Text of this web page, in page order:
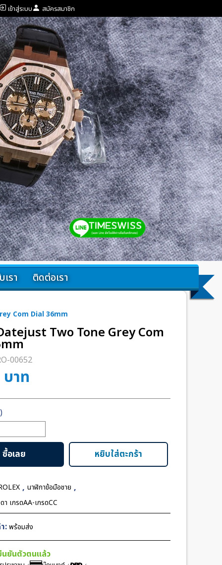
เข้าสู่ระบบ สมัครสมาชิก
เรา ติดต่อเรา
Com Dial 36mm
Two Tone Grey Com
00652
บาท
หยิบใส่ตะกร้า
ซื้อเลย
, นาฬิกาข้อมือชาย ,
า เกรดAA-เกรดCC
:พร้อมส่ง
นยันตัวตนแล้ว